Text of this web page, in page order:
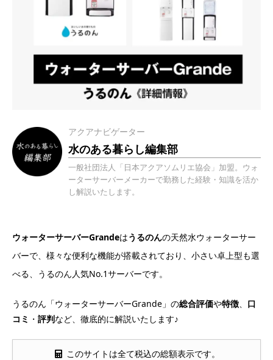
アクアナビゲーター
水のある暮らし編集部
一般社団法人「日本アクアソムリエ協会」加盟。ウォ
ーターサーバーメーカーで勤務した経験・知識を活か
し解説いたします。
ウォーターサーバーGrandeはうるのんの天然水ウォーターサー
バーで、様々な便利な機能が搭載されており、小さい卓上型も選
べる、うるのん人気No.1サーバーです。
うるのん「ウォーターサーバーGrande」の総合評価や特徴
口
コミ ・ 評判など、徹底的に解説いたします♪
このサイトは全て税込の総額表示です。